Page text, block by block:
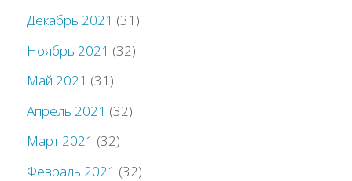
Декабрь 2021 (31)
Ноябрь 2021 (32)
Май 2021 (31)
Апрель 2021 (32)
Март 2021 (32)
Февраль 2021 (32)